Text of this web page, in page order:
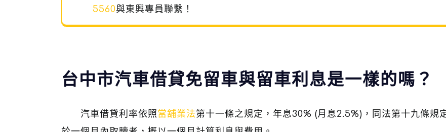
5560與東興專員聯繫！
台中市汽車借貸免留車與留車利息是一樣的嗎？
汽車借貸利率依照當舖業法第十一條之規定，年息30% (月息2.5%)，同法第十九條規